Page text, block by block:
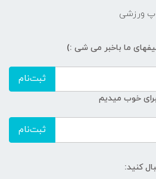
ورزشی
ما باخبر می شی :)
ثبت‌نام
خوب میدیم
ثبت‌نام
کنید: